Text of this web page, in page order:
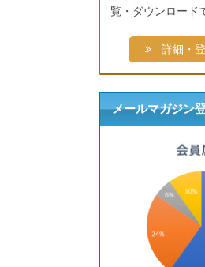
覧・ダウンロード
詳細・
メールマガジン